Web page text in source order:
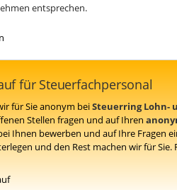
entsprechen.
für Steuerfachpersonal
für Sie anonym beiSteuerring Lohn-
Stellen fragen und auf Ihren
Ihnen bewerben und auf Ihre Fragen
und den Rest machen wir für Sie.